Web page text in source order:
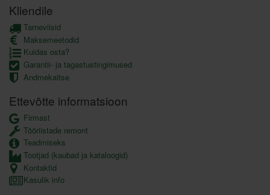
Kliendile
Tarneviisid
Maksemeetodid
Kuidas osta?
Garantii- ja tagastustingimused
Andmekaitse
Ettevõtte informatsioon
Firmast
Tööriistade remont
Teadmiseks
Tootjad (kaubad ja kataloogid)
Kontaktid
Kasulik info